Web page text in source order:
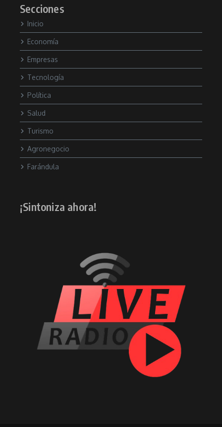
Secciones
Inicio
Economía
Empresas
Tecnología
Política
Salud
Turismo
Agronegocio
Farándula
¡Sintoniza ahora!